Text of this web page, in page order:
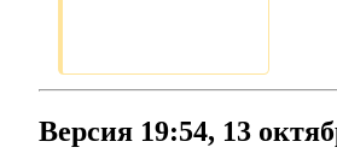
Версия 19:54, 13